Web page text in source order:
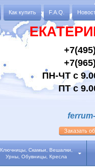
Как купить F.A.Q.
ПН-ЧТ с
ПТ с
Заказать
Ключницы, Скамьи, Вешалки,
Урны, Обувницы, Кресла